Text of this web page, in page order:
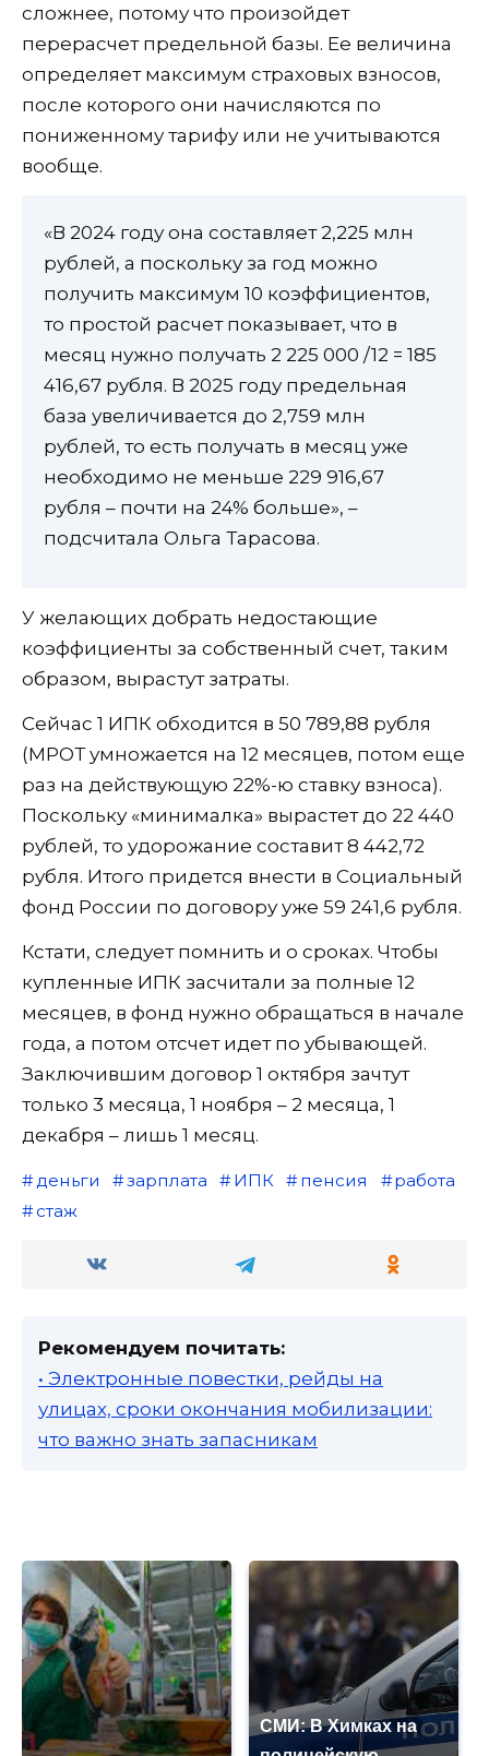
сложнее, потому что произойдет
перерасчет предельной базы. Ее величина
определяет максимум страховых взносов,
после которого они начисляются по
пониженному тарифу или не учитываются
вообще.
«В 2024 году она составляет 2,225 млн
рублей, а поскольку за год можно
получить максимум 10 коэффициентов,
то простой расчет показывает, что в
месяц нужно получать 2 225 000 /12 = 185
416,67 рубля. В 2025 году предельная
база увеличивается до 2,759 млн
рублей, то есть получать в месяц уже
необходимо не меньше 229 916,67
рубля – почти на 24% больше», –
подсчитала Ольга Тарасова.
У желающих добрать недостающие
коэффициенты за собственный счет, таким
образом, вырастут затраты.
Сейчас 1 ИПК обходится в 50 789,88 рубля
(МРОТ умножается на 12 месяцев, потом еще
раз на действующую 22%-ю ставку взноса).
Поскольку «минималка» вырастет до 22 440
рублей, то удорожание составит 8 442,72
рубля. Итого придется внести в Социальный
фонд России по договору уже 59 241,6 рубля.
Кстати, следует помнить и о сроках. Чтобы
купленные ИПК засчитали за полные 12
месяцев, в фонд нужно обращаться в начале
года, а потом отсчет идет по убывающей.
Заключившим договор 1 октября зачтут
только 3 месяца, 1 ноября – 2 месяца, 1
декабря – лишь 1 месяц.
деньги зарплата ИПК пенсия
работа
стаж
Рекомендуем почитать:
• Электронные повестки, рейды на
улицах, сроки окончания мобилизации:
что важно знать запасникам
СМИ: В Химках на